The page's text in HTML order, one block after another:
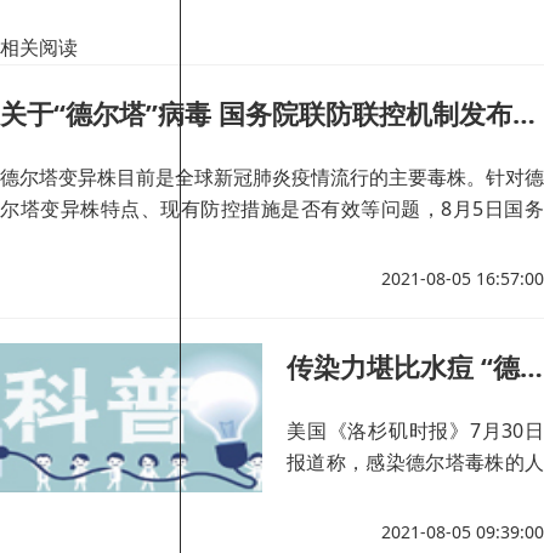
相关阅读
关于“德尔塔”病毒 国务院联防联控机制发布会给出权威解答
德尔塔变异株目前是全球新冠肺炎疫情流行的主要毒株。针对德
尔塔变异株特点、现有防控措施是否有效等问题，8月5日国务
2021-08-05 16:57:00
传染力堪比水痘 “德尔塔”为何这么毒？
美国《洛杉矶时报》7月30日
报道称，感染德尔塔毒株的人
感染最初引发大流行的原始新
2021-08-05 09:39:00